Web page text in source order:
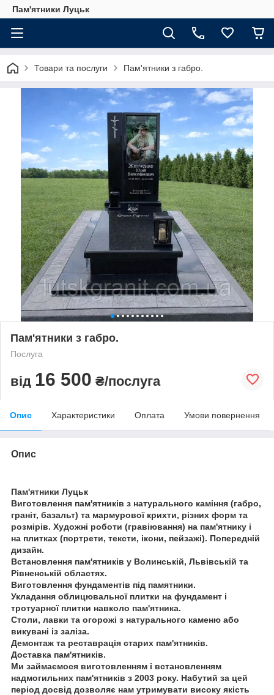
Пам'ятники Луцьк
Товари та послуги Пам'ятники з габро.
Пам'ятники з габро.
Послуга
від 16 500 ₴/послуга
Опис Характеристики Оплата Умови повернення
Опис
Пам'ятники Луцьк
Виготовлення пам'ятників з натурального каміння (габро,
граніт, базальт) та мармурової крихти, різних форм та
розмірів. Художні роботи (гравіювання) на пам'ятнику і
на плитках (портрети, тексти, ікони, пейзажі). Попередній
дизайн.
Встановлення пам'ятників у Волинській, Львівській та
Рівненській областях.
Виготовлення фундаментів під памятники.
Укладання облицювальної плитки на фундамент і
тротуарної плитки навколо пам'ятника.
Столи, лавки та огорожі з натурального каменю або
викувані із заліза.
Демонтаж та реставрація старих пам'ятників.
Доставка пам'ятників.
Ми займаємося виготовленням і встановленням
надмогильних пам'ятників з 2003 року. Набутий за цей
період досвід дозволяє нам утримувати високу якість